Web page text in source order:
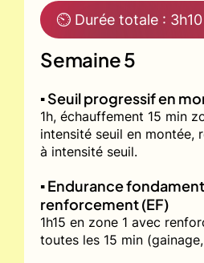
⏲ Durée totale : 3h10
Semaine 5
▪️ Seuil progressif en
1h, échauffement 15 min
intensité seuil en montée,
à intensité seuil.
▪️ Endurance
renforcement (EF)
1h15 en zone 1 avec
toutes les 15 min